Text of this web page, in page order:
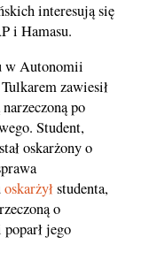
interesują się
i Hamasu.
w Autonomii
zawiesił
po
Student,
oskarżony o
oskarżyłstudenta,
o
jego